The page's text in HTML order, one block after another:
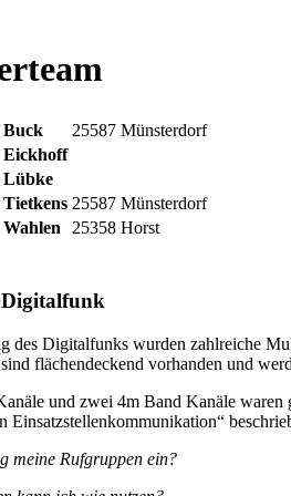
Buck
25587 Münsterdorf
Eickhoff
Lübke
Tietkens 25587 Münsterdorf
Wahlen 25358 Horst
des Digitalfunks wurden zahlreiche
flächendeckend vorhanden und
und zwei 4m Band Kanäle
Einsatzstellenkommunikation“
meine Rufgruppen ein?